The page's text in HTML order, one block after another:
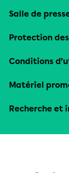
Salle de
Protection
Conditions
Matériel
Recherche et